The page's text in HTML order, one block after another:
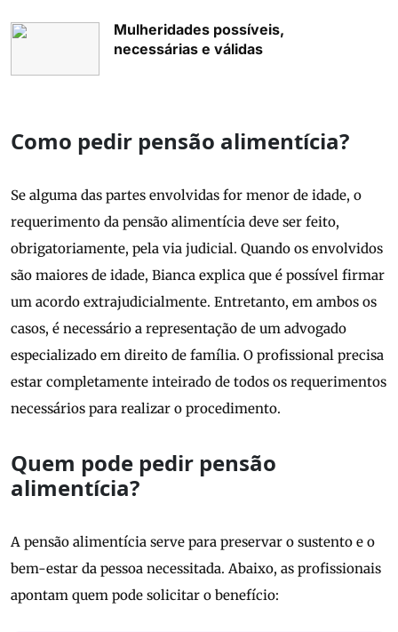
Mulheridades possíveis,
necessárias e válidas
Como pedir pensão alimentícia?
Se alguma das partes envolvidas for menor de idade, o
requerimento da pensão alimentícia deve ser feito,
obrigatoriamente, pela via judicial. Quando os envolvidos
são maiores de idade, Bianca explica que é possível firmar
um acordo extrajudicialmente. Entretanto, em ambos os
casos, é necessário a representação de um advogado
especializado em direito de família. O profissional precisa
estar completamente inteirado de todos os requerimentos
necessários para realizar o procedimento.
Quem pode pedir pensão
alimentícia?
A pensão alimentícia serve para preservar o sustento e o
bem-estar da pessoa necessitada. Abaixo, as profissionais
apontam quem pode solicitar o benefício: